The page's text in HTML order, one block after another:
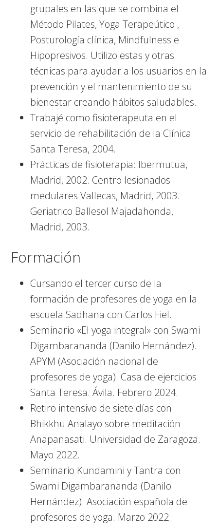
grupales en las que se combina el
Método Pilates, Yoga Terapeútico ,
Posturología clínica, Mindfulness e
Hipopresivos. Utilizo estas y otras
técnicas para ayudar a los usuarios en la
prevención y el mantenimiento de su
bienestar creando hábitos saludables.
Trabajé como fisioterapeuta en el
servicio de rehabilitación de la Clínica
Santa Teresa, 2004.
Prácticas de fisioterapia: Ibermutua,
Madrid, 2002. Centro lesionados
medulares Vallecas, Madrid, 2003.
Geriatrico Ballesol Majadahonda,
Madrid, 2003.
Formación
Cursando el tercer curso de la
formación de profesores de yoga en la
escuela Sadhana con Carlos Fiel.
Seminario «El yoga integral» con Swami
Digambarananda (Danilo Hernández).
APYM (Asociación nacional de
profesores de yoga). Casa de ejercicios
Santa Teresa. Ávila. Febrero 2024.
Retiro intensivo de siete días con
Bhikkhu Analayo sobre meditación
Anapanasati. Universidad de Zaragoza.
Mayo 2022.
Seminario Kundamini y Tantra con
Swami Digambarananda (Danilo
Hernández). Asociación española de
profesores de yoga. Marzo 2022.